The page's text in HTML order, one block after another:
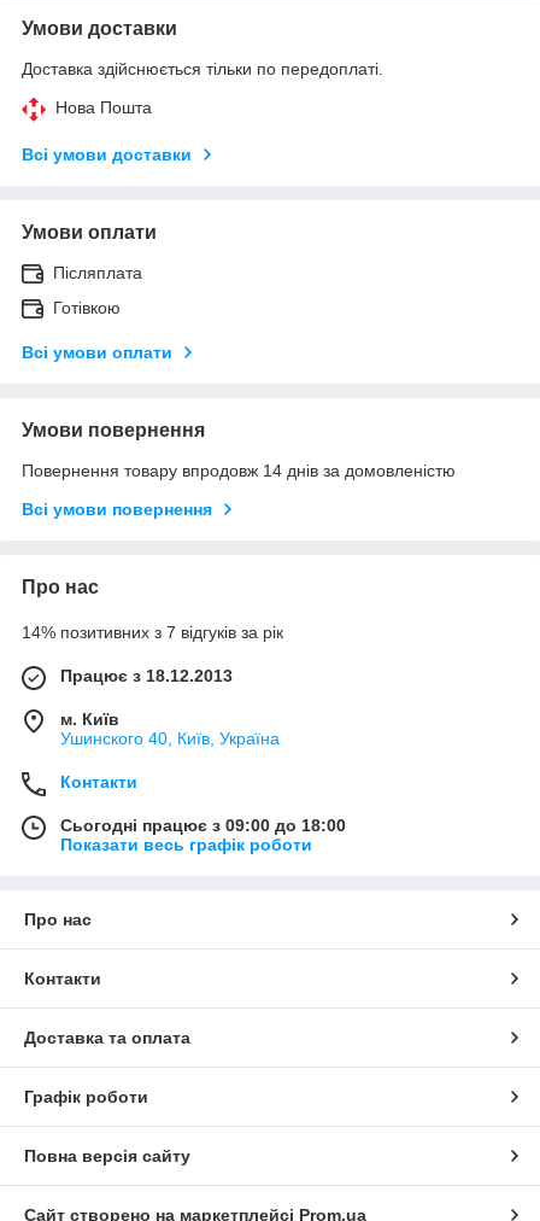
Умови доставки
Доставка здійснюється тільки по передоплаті.
Нова Пошта
Всі умови доставки
Умови оплати
Післяплата
Готівкою
Всі умови оплати
Умови повернення
Повернення товару впродовж 14 днів за домовленістю
Всі умови повернення
Про нас
14% позитивних з 7 відгуків за рік
Працює з 18.12.2013
м. Київ
Ушинского 40, Київ, Україна
Контакти
Сьогодні працює з 09:00 до 18:00
Показати весь графік роботи
Про нас
Контакти
Доставка та оплата
Графік роботи
Повна версія сайту
Сайт створено на маркетплейсі Prom.ua